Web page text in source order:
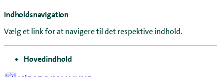
Indholdsnavigation
Vælg et link for at navigere til det respektive indhold.
gå til
Hovedindhold